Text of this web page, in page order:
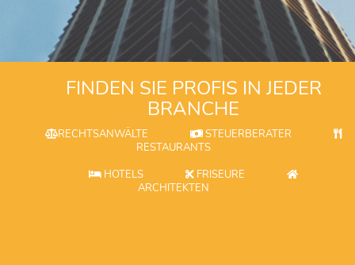
FINDEN SIE PROFIS IN JEDER
BRANCHE
RECHTSANWÄLTE
STEUERBERATER
RESTAURANTS
HOTELS
FRISEURE
ARCHITEKTEN